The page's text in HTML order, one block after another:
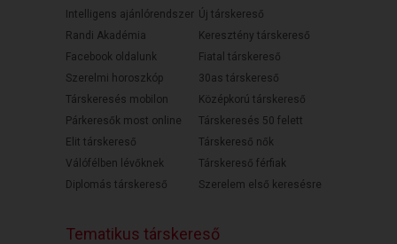
Intelligens ajánlórendszer
Randi Akadémia
Facebook oldalunk
Szerelmi horoszkóp
Társkeresés mobilon
Párkeresők most online
Elit társkereső
Válófélben lévőknek
Diplomás társkereső
Új társkereső
Keresztény társkereső
Fiatal társkereső
30as társkereső
Középkorú társkereső
Társkeresés 50 felett
Társkereső nők
Társkereső férfiak
Szerelem első keresésre
Tematikus társkereső